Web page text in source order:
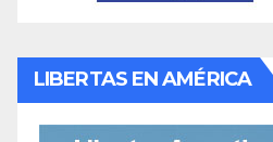
LIBERTAS EN AMÉRICA